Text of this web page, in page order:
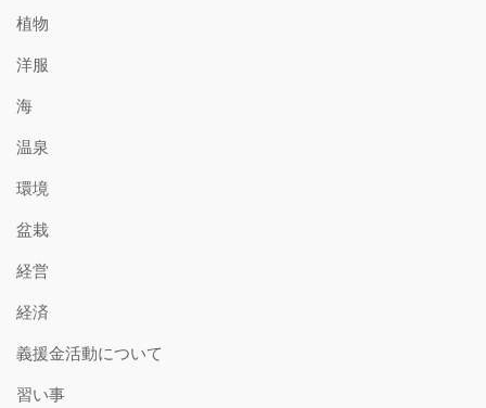
植物
洋服
海
温泉
環境
盆栽
経営
経済
義援金活動について
習い事